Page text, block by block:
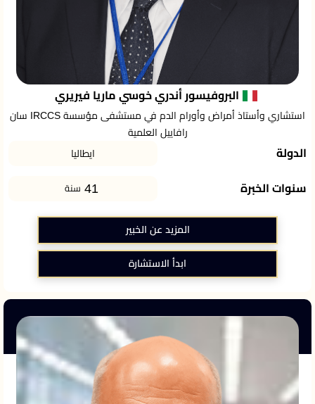
البروفيسور أندري خوسي ماريا فيريري
استشاري وأستاذ أمراض وأورام الدم في مستشفى مؤسسة IRCCS سان
رافاييل العلمية
الدولة ايطاليا
سنوات الخبرة 41 سنة
المزيد عن الخبير
ابدأ الاستشارة